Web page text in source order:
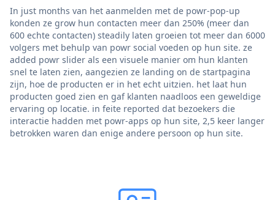
In just months van het aanmelden met de powr-pop-up
konden ze grow hun contacten meer dan 250% (meer dan
600 echte contacten) steadily laten groeien tot meer dan 6000
volgers met behulp van powr social voeden op hun site. ze
added powr slider als een visuele manier om hun klanten
snel te laten zien, aangezien ze landing on de startpagina
zijn, hoe de producten er in het echt uitzien. het laat hun
producten goed zien en gaf klanten naadloos een geweldige
ervaring op locatie. in feite reported dat bezoekers die
interactie hadden met powr-apps op hun site, 2,5 keer langer
betrokken waren dan enige andere persoon op hun site.